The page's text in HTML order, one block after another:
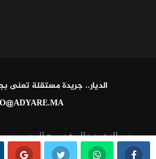
الديار.. جريدة مستقلة
مدير النشر: خالد فخير - المدير
القاطي